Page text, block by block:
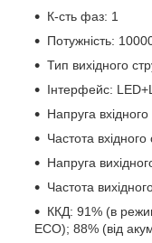
К-сть фаз: 1
Потужність:
Тип вихідного
Інтерфейс:
Напруга
Частота
Напруга
Частота
ККД: 91% (в
ECO); 88% (від